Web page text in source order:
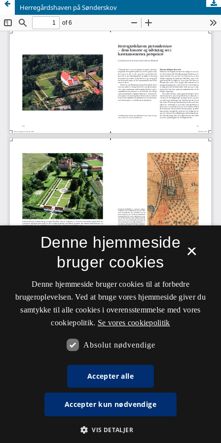
Herregårdshaven på Sønderskov
×
Denne hjemmeside
bruger cookies
Denne hjemmeside bruger cookies til at forbedre
brugeroplevelsen. Ved at bruge vores hjemmeside giver du
samtykke til alle cookies i overensstemmelse med vores
cookiepolitik. Se vores cookiepolitik
Absolut nødvendige
Accepter alle
Accepter kun nødvendige
VIS DETALJER